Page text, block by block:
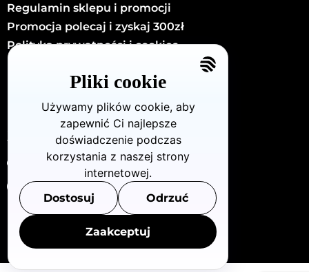
Regulamin sklepu i promocji
Promocja polecaj i zyskaj 300zł
Polityka prywatności i cookies
KONTAKT
Dzielna72/U8 (Warszawa - Wola)
880 712 483
info@openclinic.pl
Pliki cookie
Używamy plików cookie, aby
zapewnić Ci najlepsze
doświadczenie podczas
korzystania z naszej strony
internetowej.
Dostosuj Odrzuć
Zaakceptuj